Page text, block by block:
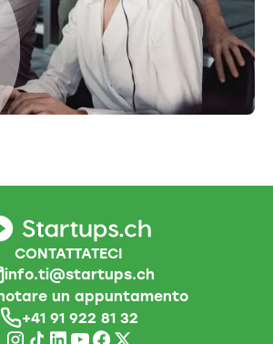
CONTATTATECI
info.ti@startups.ch
un appuntamento
+41 91 922 81 32